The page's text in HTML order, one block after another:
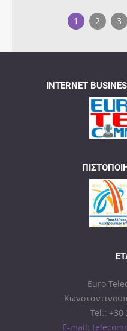
1 2 3
INTERNET
Euro-
Tel.: +30
E-mail: